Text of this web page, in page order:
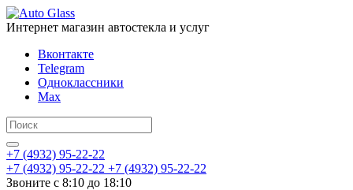
Интернет магазин автостекла и услуг
Вконтакте
Telegram
Одноклассники
Max
+7 (4932) 95-22-22
+7 (4932) 95-22-22 +7 (4932) 95-22-22
Звоните с 8:10 до 18:10